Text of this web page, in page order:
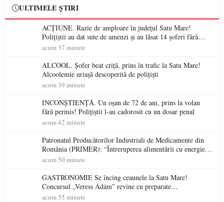
ULTIMELE ȘTIRI
ACȚIUNE. Razie de amploare în județul Satu Mare!
Polițiștii au dat sute de amenzi și au lăsat 14 șoferi fără
permis într-o singură zi
acum 37 minute
ALCOOL. Șofer beat criță, prins în trafic la Satu Mare!
Alcoolemie uriașă descoperită de polițiști
acum 39 minute
INCONȘTIENȚĂ. Un oșan de 72 de ani, prins la volan
fără permis! Polițiștii l-au cadorosit cu un dosar penal
acum 42 minute
Patronatul Producătorilor Industriali de Medicamente din
România (PRIMER): “Întreruperea alimentării cu energie
electrică a fabricilor de medicamente va pune în pericol
acum 50 minute
GASTRONOMIE Se încing ceaunele la Satu Mare!
Concursul „Veress Ádám” revine cu preparate
spectaculoase, premii și un jurat de renume
acum 55 minute